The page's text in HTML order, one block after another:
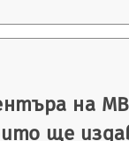
на
ще